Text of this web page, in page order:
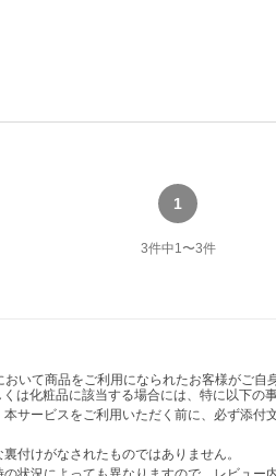
1
3件中1〜3件
いて商品をご利用になられたお客様がご
化粧品に該当する場合には、特に以下の
サービスをご利用いただく前に、必ず添付
付けがなされたものではありません。